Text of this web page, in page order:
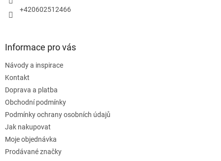
+420602512466
Informace pro vás
Návody a inspirace
Kontakt
Doprava a platba
Obchodní podmínky
Podmínky ochrany osobních údajů
Jak nakupovat
Moje objednávka
Prodávané značky